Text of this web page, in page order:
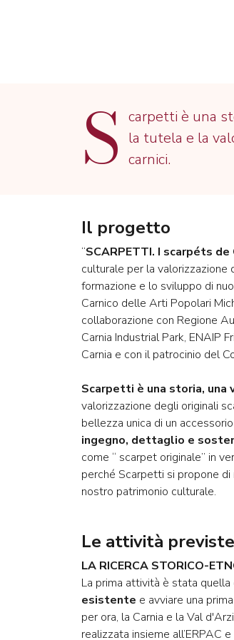
S carpetti è una
la tutela e la
carnici.
Il progetto
“SCARPETTI. I scarpéts de
culturale per la
formazione e lo sviluppo di
Carnico delle Arti Popolari
collaborazione con Regione
Carnia Industrial Park, ENAIP
Carnia e con il patrocinio del
Scarpetti è una storia, una
valorizzazione degli originali
bellezza unica di un
ingegno, dettaglio e
come “ scarpet originale” in
perché Scarpetti si propone
nostro patrimonio culturale.
Le attività previste
LA RICERCA STORICO-
La prima attività è stata quella
esistente e avviare una
per ora, la Carnia e la Val
realizzata insieme all’ERPAC